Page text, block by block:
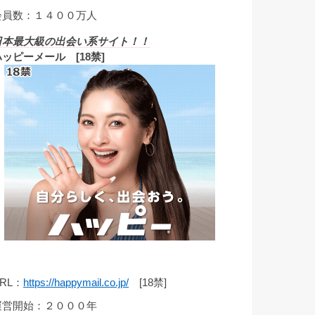
員数：１４００万人
本最大級の出会い系サイト！！
ッピーメール [18禁]
： https://happymail.co.jp/ [18禁]
営開始：２０００年